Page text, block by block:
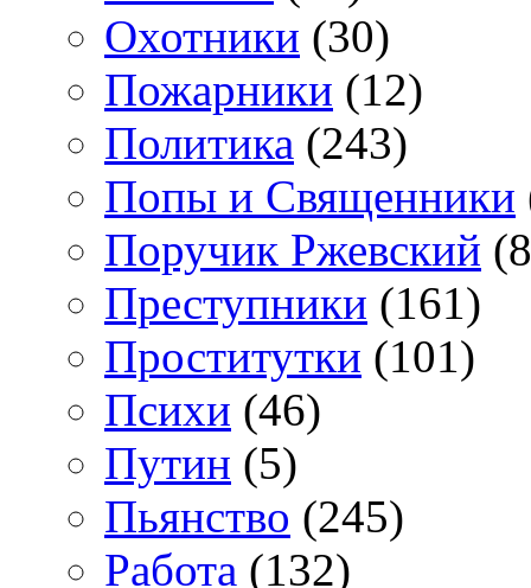
Охотники (30)
Пожарники (12)
Политика (243)
Попы и Священники
Поручик Ржевский
Преступники (161)
Проститутки (101)
Психи (46)
Путин (5)
Пьянство (245)
Работа (132)